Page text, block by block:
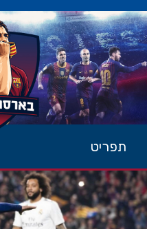
תפריט